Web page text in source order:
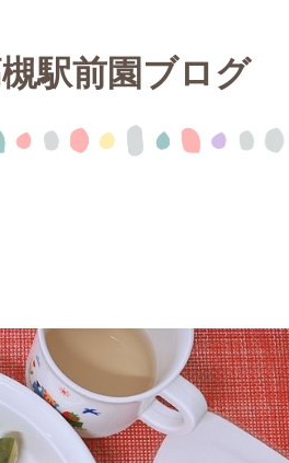
駅前園ブログ